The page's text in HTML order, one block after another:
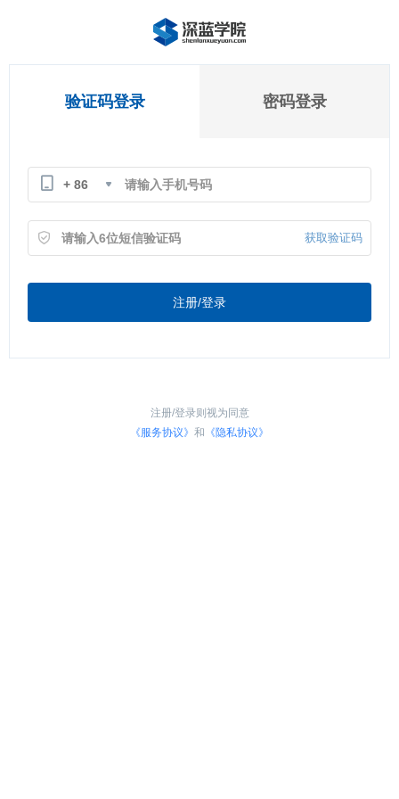
验证码登录 密码登录
+ 86
获取验证码
注册/登录
注册/登录则视为同意
《服务协议》 和 《隐私协议》